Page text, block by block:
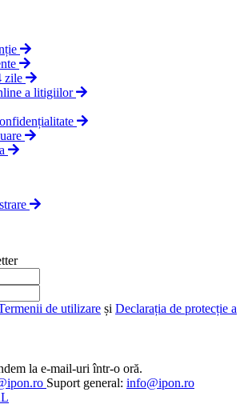
zile
a litigiilor
de utilizare și Declarația de protecție a
la e-mail-uri într-o oră.
Suport general: info@ipon.ro